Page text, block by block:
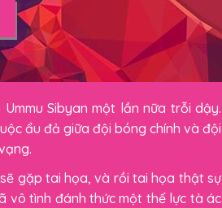
Sibyan một lần nữa trỗi dậy.
ẩu đả giữa đội bóng chính và đội
gặp tai họa, và rồi tai họa thật sự
vô tình đánh thức một thế lực tà ác